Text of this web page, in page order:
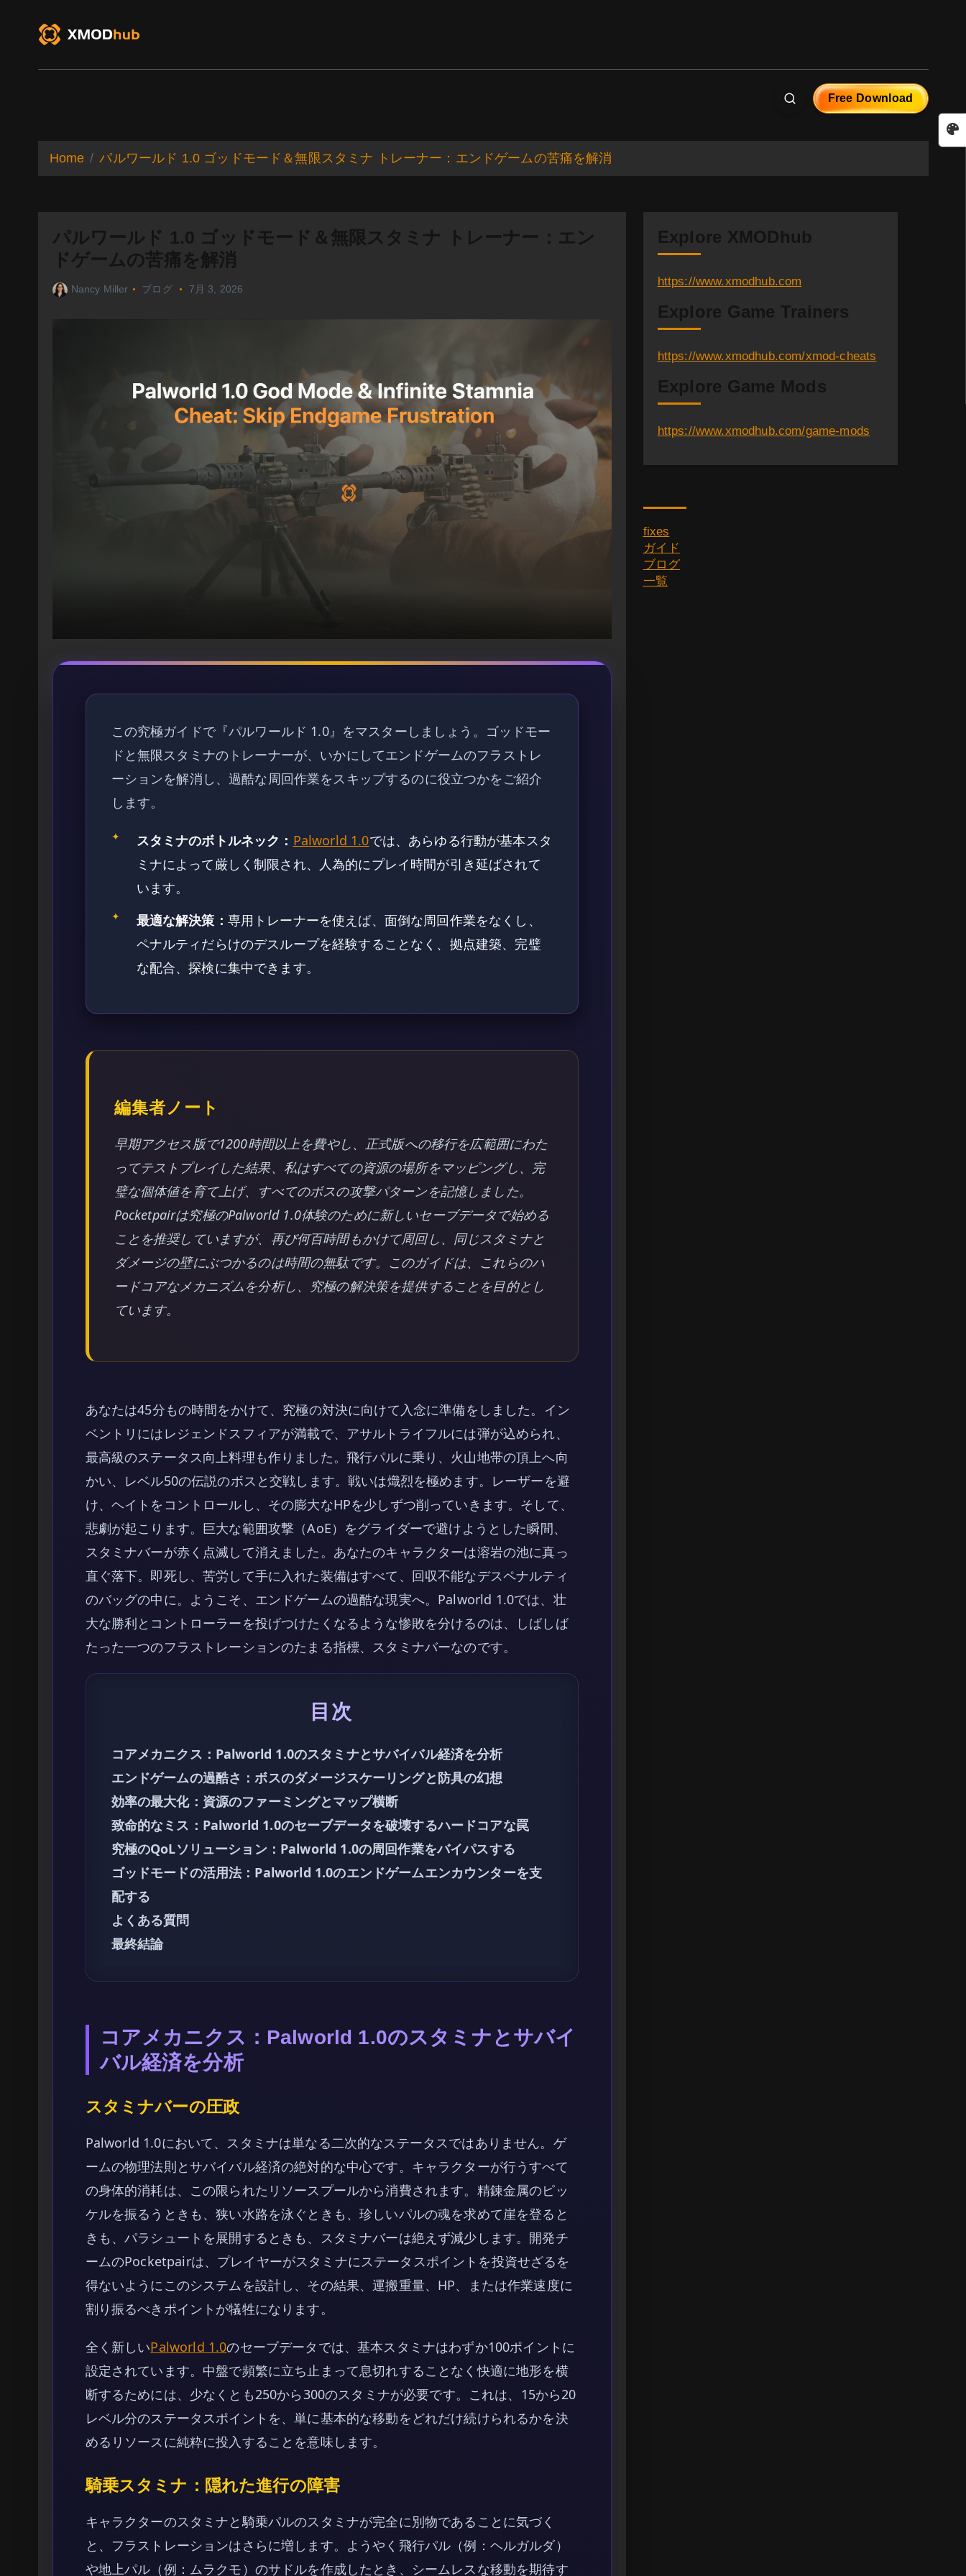
Free Download
Home パルワールド 1.0 ゴッドモード＆無限スタミナ トレーナー：エンドゲームの苦痛を解消
パルワールド 1.0 ゴッドモード＆無限スタミナ トレーナー：エン
ドゲームの苦痛を解消
Nancy Miller ブログ 7月 3, 2026
この究極ガイドで『パルワールド 1.0』をマスターしましょう。ゴッドモー
ドと無限スタミナのトレーナーが、いかにしてエンドゲームのフラストレ
ーションを解消し、過酷な周回作業をスキップするのに役立つかをご紹介
します。
✦ スタミナのボトルネック： Palworld 1.0では、あらゆる行動が基本スタ
ミナによって厳しく制限され、人為的にプレイ時間が引き延ばされて
います。
✦ 最適な解決策： 専用トレーナーを使えば、面倒な周回作業をなくし、
ペナルティだらけのデスループを経験することなく、拠点建築、完璧
な配合、探検に集中できます。
編集者ノート
早期アクセス版で1200時間以上を費やし、正式版への移行を広範囲にわた
ってテストプレイした結果、私はすべての資源の場所をマッピングし、完
璧な個体値を育て上げ、すべてのボスの攻撃パターンを記憶しました。
Pocketpairは究極のPalworld 1.0体験のために新しいセーブデータで始める
ことを推奨していますが、再び何百時間もかけて周回し、同じスタミナと
ダメージの壁にぶつかるのは時間の無駄です。このガイドは、これらのハ
ードコアなメカニズムを分析し、究極の解決策を提供することを目的とし
ています。
あなたは45分もの時間をかけて、究極の対決に向けて入念に準備をしました。イン
ベントリにはレジェンドスフィアが満載で、アサルトライフルには弾が込められ、
最高級のステータス向上料理も作りました。飛行パルに乗り、火山地帯の頂上へ向
かい、レベル50の伝説のボスと交戦します。戦いは熾烈を極めます。レーザーを避
け、ヘイトをコントロールし、その膨大なHPを少しずつ削っていきます。そして、
悲劇が起こります。巨大な範囲攻撃（AoE）をグライダーで避けようとした瞬間、
スタミナバーが赤く点滅して消えました。あなたのキャラクターは溶岩の池に真っ
直ぐ落下。即死し、苦労して手に入れた装備はすべて、回収不能なデスペナルティ
のバッグの中に。ようこそ、エンドゲームの過酷な現実へ。Palworld 1.0では、壮
大な勝利とコントローラーを投げつけたくなるような惨敗を分けるのは、しばしば
たった一つのフラストレーションのたまる指標、スタミナバーなのです。
目次
コアメカニクス：Palworld 1.0のスタミナとサバイバル経済を分析
エンドゲームの過酷さ：ボスのダメージスケーリングと防具の幻想
効率の最大化：資源のファーミングとマップ横断
致命的なミス：Palworld 1.0のセーブデータを破壊するハードコアな罠
究極のQoLソリューション：Palworld 1.0の周回作業をバイパスする
ゴッドモードの活用法：Palworld 1.0のエンドゲームエンカウンターを支
配する
よくある質問
最終結論
コアメカニクス：Palworld 1.0のスタミナとサバイ
バル経済を分析
スタミナバーの圧政
Palworld 1.0において、スタミナは単なる二次的なステータスではありません。ゲ
ームの物理法則とサバイバル経済の絶対的な中心です。キャラクターが行うすべて
の身体的消耗は、この限られたリソースプールから消費されます。精錬金属のピッ
ケルを振るうときも、狭い水路を泳ぐときも、珍しいパルの魂を求めて崖を登ると
きも、パラシュートを展開するときも、スタミナバーは絶えず減少します。開発チ
ームのPocketpairは、プレイヤーがスタミナにステータスポイントを投資せざるを
得ないようにこのシステムを設計し、その結果、運搬重量、HP、または作業速度に
割り振るべきポイントが犠牲になります。
全く新しいPalworld 1.0のセーブデータでは、基本スタミナはわずか100ポイントに
設定されています。中盤で頻繁に立ち止まって息切れすることなく快適に地形を横
断するためには、少なくとも250から300のスタミナが必要です。これは、15から20
レベル分のステータスポイントを、単に基本的な移動をどれだけ続けられるかを決
めるリソースに純粋に投入することを意味します。
騎乗スタミナ：隠れた進行の障害
キャラクターのスタミナと騎乗パルのスタミナが完全に別物であることに気づく
と、フラストレーションはさらに増します。ようやく飛行パル（例：ヘルガルダ）
や地上パル（例：ムラクモ）のサドルを作成したとき、シームレスな移動を期待す
Explore XMODhub
https://www.xmodhub.com
Explore Game Trainers
https://www.xmodhub.com/xmod-cheats
Explore Game Mods
https://www.xmodhub.com/game-mods
fixes
ガイド
ブログ
一覧